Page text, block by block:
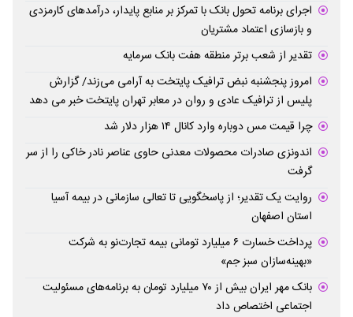
اجرای برنامه تحول بانک با تمرکز بر منابع پایدار، درآمدهای کارمزدی
و بازسازی اعتماد مشتریان
تقدیر از شعب برتر منطقه هفت بانک سرمایه
امروز پنجشنبه نبض ترافیک پایتخت به آرامی می‌زند/ گزارش
پلیس از ترافیک عادی و روان در معابر تهران پایتخت خبر می دهد
چرا قیمت مس دوباره وارد کانال ۱۴ هزار دلار شد
اندونزی صادرات محصولات معدنی حاوی عناصر نادر خاکی را از سر
گرفت
روایت یک تقدیر؛ از پاسخگویی تا تعالی سازمانی در بیمه آسیا
استان اصفهان
پرداخت خسارت ۶ میلیارد تومانی بیمه تجارت‌نو به شرکت
«بهینه‌سازان سبز جم»
بانک مهر ایران بیش از ۷۰ میلیارد تومان به برنامه‌های مسئولیت
اجتماعی اختصاص داد